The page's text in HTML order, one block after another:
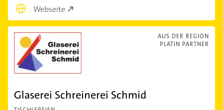
Webseite
AUS DER REGION
PLATIN PARTNER
Glaserei Schreinerei Schmid